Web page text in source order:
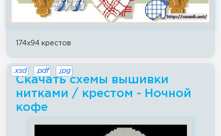
174x94 крестов
Скачать схемы вышивки
нитками / крестом - Ночной
кофе
.xsd .pdf .jpg